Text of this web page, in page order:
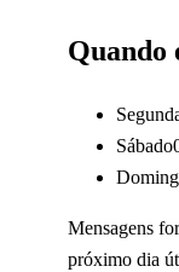
Quando
Sábado
Mensagens
próximo dia